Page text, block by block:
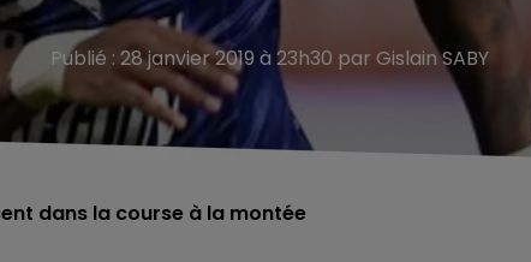
Publié : 28 janvier 2019 à 23h30 par Gislain SABY
dans la course à la montée